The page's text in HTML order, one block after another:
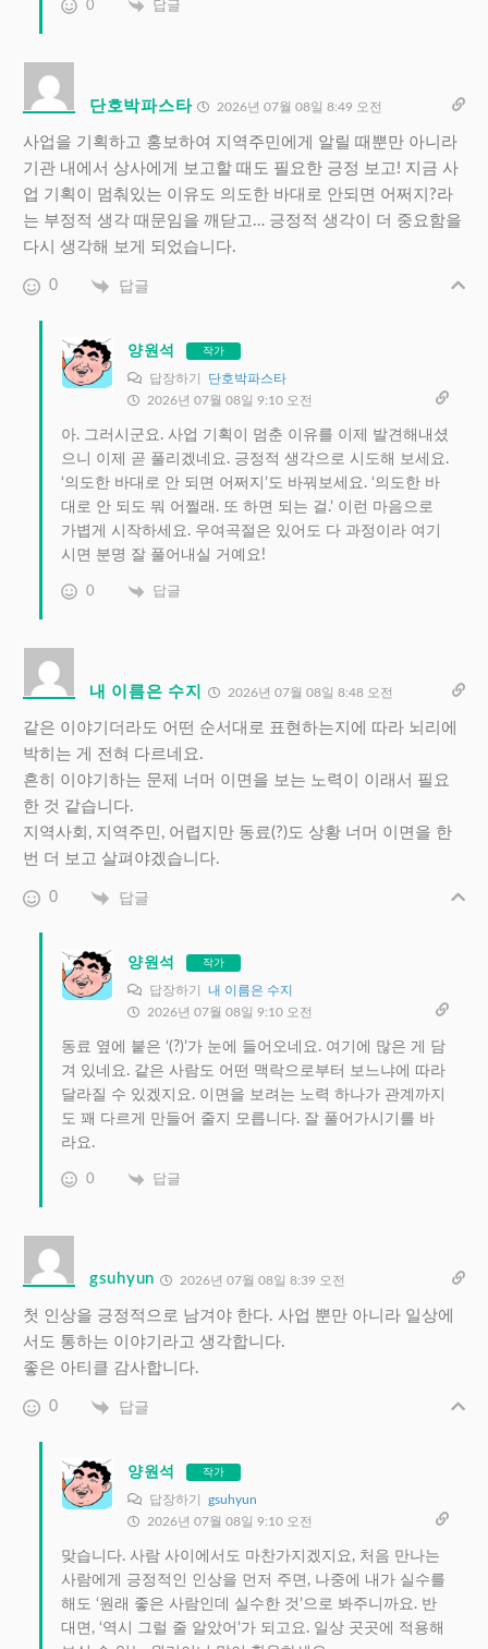
0 답글
단호박파스타 2026년 07월 08일 8:49 오전
사업을 기획하고 홍보하여 지역주민에게 알릴 때뿐만 아니라
기관 내에서 상사에게 보고할 때도 필요한 긍정 보고! 지금 사
업 기획이 멈춰있는 이유도 의도한 바대로 안되면 어쩌지?라
는 부정적 생각 때문임을 깨닫고… 긍정적 생각이 더 중요함을
다시 생각해 보게 되었습니다.
0 답글
양원석 작가
답장하기 단호박파스타
2026년 07월 08일 9:10 오전
아. 그러시군요. 사업 기획이 멈춘 이유를 이제 발견해내셨
으니 이제 곧 풀리겠네요. 긍정적 생각으로 시도해 보세요.
‘의도한 바대로 안 되면 어쩌지’도 바꿔보세요. ‘의도한 바
대로 안 되도 뭐 어쩔래. 또 하면 되는 걸.’ 이런 마음으로
가볍게 시작하세요. 우여곡절은 있어도 다 과정이라 여기
시면 분명 잘 풀어내실 거예요!
0 답글
내 이름은 수지 2026년 07월 08일 8:48 오전
같은 이야기더라도 어떤 순서대로 표현하는지에 따라 뇌리에
박히는 게 전혀 다르네요.
흔히 이야기하는 문제 너머 이면을 보는 노력이 이래서 필요
한 것 같습니다.
지역사회, 지역주민, 어렵지만 동료(?)도 상황 너머 이면을 한
번 더 보고 살펴야겠습니다.
0 답글
양원석 작가
답장하기 내 이름은 수지
2026년 07월 08일 9:10 오전
동료 옆에 붙은 ‘(?)’가 눈에 들어오네요. 여기에 많은 게 담
겨 있네요. 같은 사람도 어떤 맥락으로부터 보느냐에 따라
달라질 수 있겠지요. 이면을 보려는 노력 하나가 관계까지
도 꽤 다르게 만들어 줄지 모릅니다. 잘 풀어가시기를 바
라요.
0 답글
gsuhyun 2026년 07월 08일 8:39 오전
첫 인상을 긍정적으로 남겨야 한다. 사업 뿐만 아니라 일상에
서도 통하는 이야기라고 생각합니다.
좋은 아티클 감사합니다.
0 답글
양원석 작가
답장하기 gsuhyun
2026년 07월 08일 9:10 오전
맞습니다. 사람 사이에서도 마찬가지겠지요, 처음 만나는
사람에게 긍정적인 인상을 먼저 주면, 나중에 내가 실수를
해도 ‘원래 좋은 사람인데 실수한 것’으로 봐주니까요. 반
대면, ‘역시 그럴 줄 알았어’가 되고요. 일상 곳곳에 적용해